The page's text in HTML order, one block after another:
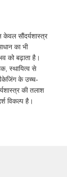
सौंदर्यशास्त्र
का भी
को बढ़ाता है।
स्थायित्व से
के उच्च-
की तलाश
विकल्प है।